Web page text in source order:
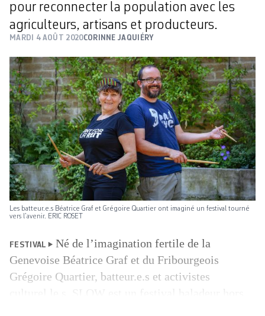
pour reconnecter la population avec les
agriculteurs, artisans et producteurs.
MARDI 4 AOÛT 2020CORINNE JAQUIÉRY
Les batteur.e.s Béatrice Graf et Grégoire Quartier ont imaginé un festival tourné
vers l’avenir. ERIC ROSET
FESTIVAL
Né de l’imagination fertile de la
Genevoise Béatrice Graf et du Fribourgeois
Grégoire Quartier, batteur.e.s et activistes